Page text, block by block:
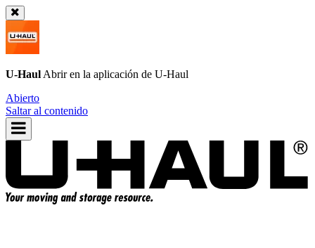
U-Haul Abrir en la aplicación de U-Haul
Abierto
Saltar al contenido